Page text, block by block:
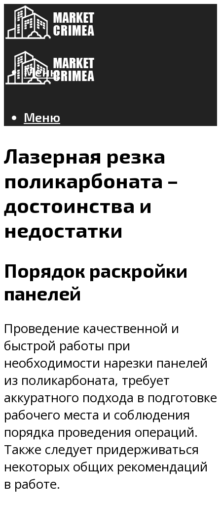
Меню
Меню
Лазерная резка
поликарбоната –
достоинства и
недостатки
Порядок раскройки
панелей
Проведение качественной и
быстрой работы при
необходимости нарезки панелей
из поликарбоната, требует
аккуратного подхода в подготовке
рабочего места и соблюдения
порядка проведения операций.
Также следует придерживаться
некоторых общих рекомендаций
в работе.